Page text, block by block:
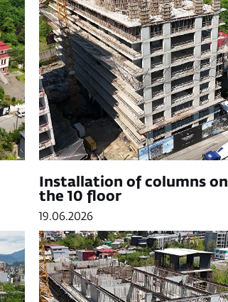
Installation of columns on
the 10 floor
19.06.2026